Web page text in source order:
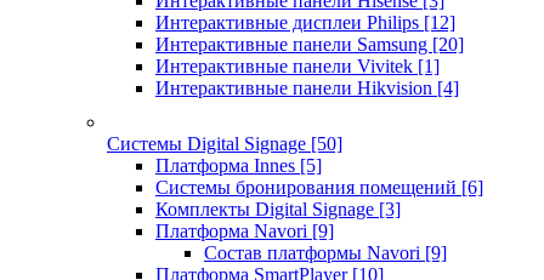
Интерактивные дисплеи Philips [12]
Интерактивные панели Samsung [20]
Интерактивные панели Vivitek [1]
Интерактивные панели Hikvision [4]
Системы Digital Signage [50]
Платформа Innes [5]
Системы бронирования помещений [6]
Комплекты Digital Signage [3]
Платформа Navori [9]
Состав платформы Navori [9]
Платформа SmartPlayer [10]